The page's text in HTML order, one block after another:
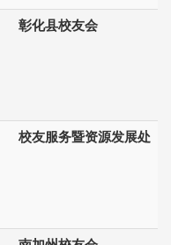
彰化县校友会
校友服务暨资源发展处